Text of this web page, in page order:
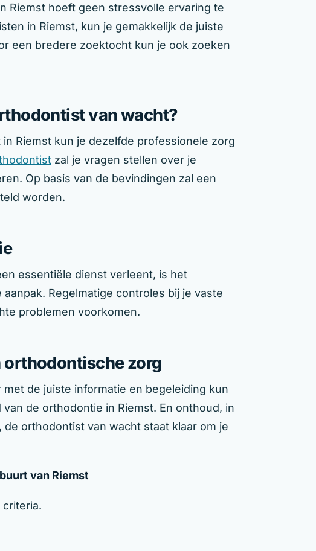
Riemst hoeft geen stressvolle ervaring te
in Riemst, kun je gemakkelijk de juiste
een bredere zoektocht kun je ook zoeken
van wacht?
Riemst kun je dezelfde professionele zorg
zal je vragen stellen over je
Op basis van de bevindingen zal een
worden.
essentiële dienst verleent, is het
Regelmatige controles bij je vaste
problemen voorkomen.
orthodontische zorg
de juiste informatie en begeleiding kun
de orthodontie in Riemst. En onthoud, in
orthodontist van wacht staat klaar om je
van Riemst